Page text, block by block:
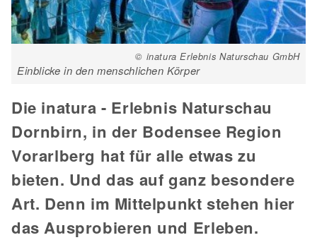
© inatura Erlebnis Naturschau GmbH
Einblicke in den menschlichen Körper
Die inatura - Erlebnis Naturschau
Dornbirn, in der Bodensee Region
Vorarlberg hat für alle etwas zu
bieten. Und das auf ganz besondere
Art. Denn im Mittelpunkt stehen hier
das Ausprobieren und Erleben.